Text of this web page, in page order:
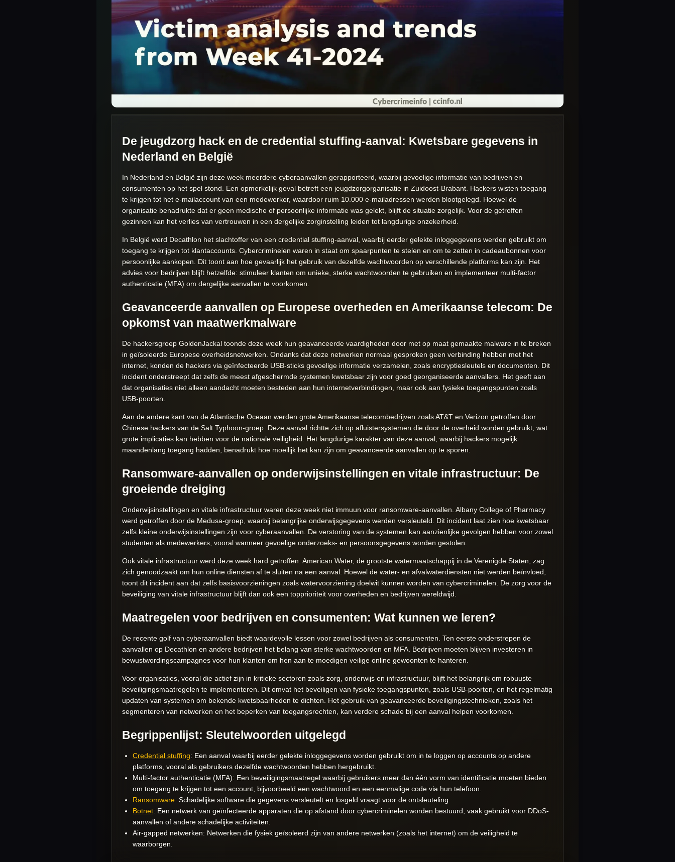
De jeugdzorg hack en de credential stuffing-aanval: Kwetsbare gegevens in
Nederland en België
In Nederland en België zijn deze week meerdere cyberaanvallen gerapporteerd, waarbij gevoelige informatie van bedrijven en
consumenten op het spel stond. Een opmerkelijk geval betreft een jeugdzorgorganisatie in Zuidoost-Brabant. Hackers wisten toegang
te krijgen tot het e-mailaccount van een medewerker, waardoor ruim 10.000 e-mailadressen werden blootgelegd. Hoewel de
organisatie benadrukte dat er geen medische of persoonlijke informatie was gelekt, blijft de situatie zorgelijk. Voor de getroffen
gezinnen kan het verlies van vertrouwen in een dergelijke zorginstelling leiden tot langdurige onzekerheid.
In België werd Decathlon het slachtoffer van een credential stuffing-aanval, waarbij eerder gelekte inloggegevens werden gebruikt om
toegang te krijgen tot klantaccounts. Cybercriminelen waren in staat om spaarpunten te stelen en om te zetten in cadeaubonnen voor
persoonlijke aankopen. Dit toont aan hoe gevaarlijk het gebruik van dezelfde wachtwoorden op verschillende platforms kan zijn. Het
advies voor bedrijven blijft hetzelfde: stimuleer klanten om unieke, sterke wachtwoorden te gebruiken en implementeer multi-factor
authenticatie (MFA) om dergelijke aanvallen te voorkomen.
Geavanceerde aanvallen op Europese overheden en Amerikaanse telecom: De
opkomst van maatwerkmalware
De hackersgroep GoldenJackal toonde deze week hun geavanceerde vaardigheden door met op maat gemaakte malware in te breken
in geïsoleerde Europese overheidsnetwerken. Ondanks dat deze netwerken normaal gesproken geen verbinding hebben met het
internet, konden de hackers via geïnfecteerde USB-sticks gevoelige informatie verzamelen, zoals encryptiesleutels en documenten. Dit
incident onderstreept dat zelfs de meest afgeschermde systemen kwetsbaar zijn voor goed georganiseerde aanvallers. Het geeft aan
dat organisaties niet alleen aandacht moeten besteden aan hun internetverbindingen, maar ook aan fysieke toegangspunten zoals
USB-poorten.
Aan de andere kant van de Atlantische Oceaan werden grote Amerikaanse telecombedrijven zoals AT&T en Verizon getroffen door
Chinese hackers van de Salt Typhoon-groep. Deze aanval richtte zich op afluistersystemen die door de overheid worden gebruikt, wat
grote implicaties kan hebben voor de nationale veiligheid. Het langdurige karakter van deze aanval, waarbij hackers mogelijk
maandenlang toegang hadden, benadrukt hoe moeilijk het kan zijn om geavanceerde aanvallen op te sporen.
Ransomware-aanvallen op onderwijsinstellingen en vitale infrastructuur: De
groeiende dreiging
Onderwijsinstellingen en vitale infrastructuur waren deze week niet immuun voor ransomware-aanvallen. Albany College of Pharmacy
werd getroffen door de Medusa-groep, waarbij belangrijke onderwijsgegevens werden versleuteld. Dit incident laat zien hoe kwetsbaar
zelfs kleine onderwijsinstellingen zijn voor cyberaanvallen. De verstoring van de systemen kan aanzienlijke gevolgen hebben voor zowel
studenten als medewerkers, vooral wanneer gevoelige onderzoeks- en persoonsgegevens worden gestolen.
Ook vitale infrastructuur werd deze week hard getroffen. American Water, de grootste watermaatschappij in de Verenigde Staten, zag
zich genoodzaakt om hun online diensten af te sluiten na een aanval. Hoewel de water- en afvalwaterdiensten niet werden beïnvloed,
toont dit incident aan dat zelfs basisvoorzieningen zoals watervoorziening doelwit kunnen worden van cybercriminelen. De zorg voor de
beveiliging van vitale infrastructuur blijft dan ook een topprioriteit voor overheden en bedrijven wereldwijd.
Maatregelen voor bedrijven en consumenten: Wat kunnen we leren?
De recente golf van cyberaanvallen biedt waardevolle lessen voor zowel bedrijven als consumenten. Ten eerste onderstrepen de
aanvallen op Decathlon en andere bedrijven het belang van sterke wachtwoorden en MFA. Bedrijven moeten blijven investeren in
bewustwordingscampagnes voor hun klanten om hen aan te moedigen veilige online gewoonten te hanteren.
Voor organisaties, vooral die actief zijn in kritieke sectoren zoals zorg, onderwijs en infrastructuur, blijft het belangrijk om robuuste
beveiligingsmaatregelen te implementeren. Dit omvat het beveiligen van fysieke toegangspunten, zoals USB-poorten, en het regelmatig
updaten van systemen om bekende kwetsbaarheden te dichten. Het gebruik van geavanceerde beveiligingstechnieken, zoals het
segmenteren van netwerken en het beperken van toegangsrechten, kan verdere schade bij een aanval helpen voorkomen.
Begrippenlijst: Sleutelwoorden uitgelegd
Credential stuffing: Een aanval waarbij eerder gelekte inloggegevens worden gebruikt om in te loggen op accounts op andere
platforms, vooral als gebruikers dezelfde wachtwoorden hebben hergebruikt.
Multi-factor authenticatie (MFA): Een beveiligingsmaatregel waarbij gebruikers meer dan één vorm van identificatie moeten bieden
om toegang te krijgen tot een account, bijvoorbeeld een wachtwoord en een eenmalige code via hun telefoon.
Ransomware: Schadelijke software die gegevens versleutelt en losgeld vraagt voor de ontsleuteling.
Botnet: Een netwerk van geïnfecteerde apparaten die op afstand door cybercriminelen worden bestuurd, vaak gebruikt voor DDoS-
aanvallen of andere schadelijke activiteiten.
Air-gapped netwerken: Netwerken die fysiek geïsoleerd zijn van andere netwerken (zoals het internet) om de veiligheid te
waarborgen.